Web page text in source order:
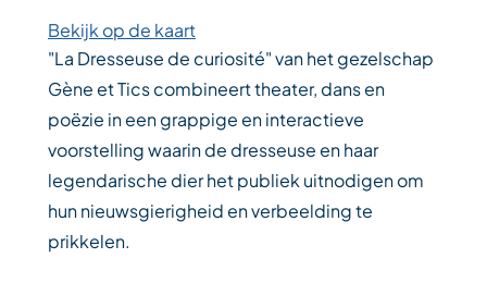
Bekijk op de kaart
"La Dresseuse de curiosité" van het gezelschap
Gène et Tics combineert theater, dans en
poëzie in een grappige en interactieve
voorstelling waarin de dresseuse en haar
legendarische dier het publiek uitnodigen om
hun nieuwsgierigheid en verbeelding te
prikkelen.